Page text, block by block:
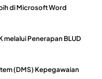
di Microsoft Word
melalui Penerapan BLUD
(DMS) Kepegawaian